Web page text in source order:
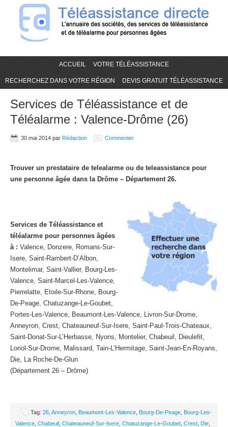
ACCUEIL VOTRE TÉLÉASSISTANCE
RECHERCHEZ DANS VOTRE RÉGION DEVIS GRATUIT TÉLÉASSISTANCE
Services de Téléassistance et de
Téléalarme : Valence-Drôme (26)
30 mai 2014 par Rédaction Commenter
Trouver un prestataire de telealarme ou de teleassistance pour
une personne âgée dans la Drôme – Département 26.
Services de Téléassistance et
téléalarme pour personnes âgées
à : Valence, Donzere, Romans-Sur-
Isere, Saint-Rambert-D’Albon,
Montelimar, Saint-Vallier, Bourg-Les-
Valence, Saint-Marcel-Les-Valence,
Pierrelatte, Etoile-Sur-Rhone, Bourg-
De-Peage, Chatuzange-Le-Goubet,
Portes-Les-Valence, Beaumont-Les-Valence, Livron-Sur-Drome,
Anneyron, Crest, Chateauneuf-Sur-Isere, Saint-Paul-Trois-Chateaux,
Saint-Donat-Sur-L’Herbasse, Nyons, Montelier, Chabeuil, Dieulefit,
Loriol-Sur-Drome, Malissard, Tain-L’Hermitage, Saint-Jean-En-Royans,
Die, La Roche-De-Glun
(Département 26 – Drôme)
Tag: 26 Anneyron Beaumont-Les-Valence Bourg-De-Peage Bourg-Les-
Valence Chabeuil Chateauneuf-Sur-Isere Chatuzange-Le-Goubet Crest Die